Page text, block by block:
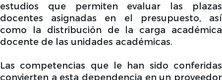
estudios que permiten evaluar las plazas
docentes asignadas en el presupuesto, así
como la distribución de la carga académica
docente de las unidades académicas.
Las competencias que le han sido conferidas
convierten a esta dependencia en un proveedor